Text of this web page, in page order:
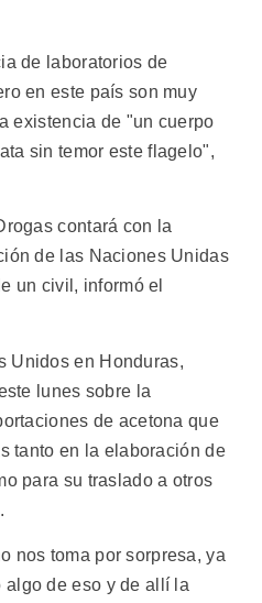
de laboratorios de
en este país son muy
existencia de "un cuerpo
sin temor este flagelo",
contará con la
de las Naciones Unidas
un civil, informó el
Unidos en Honduras,
lunes sobre la
de acetona que
tanto en la elaboración de
para su traslado a otros
nos toma por sorpresa, ya
algo de eso y de allí la